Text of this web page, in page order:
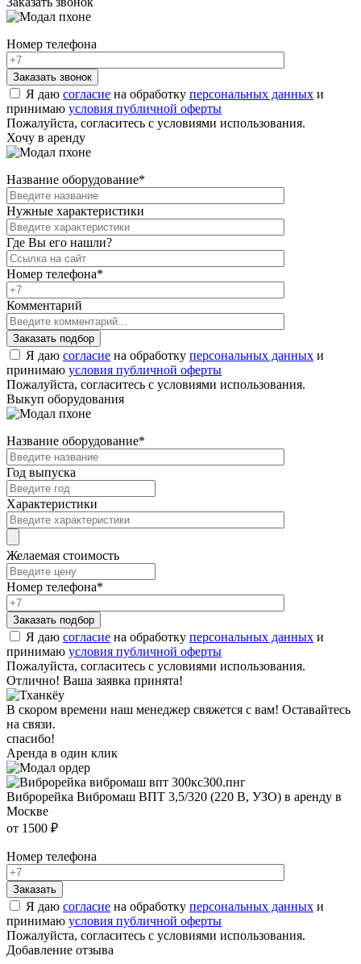
Номер телефона
Я даю согласие на обработку персональных данных и
принимаю условия публичной оферты
Пожалуйста, согласитесь с условиями использования.
Хочу в аренду
Название оборудование*
Нужные характеристики
Где Вы его нашли?
Номер телефона*
Комментарий
Я даю согласие на обработку персональных данных и
принимаю условия публичной оферты
Пожалуйста, согласитесь с условиями использования.
Выкуп оборудования
Название оборудование*
Год выпуска
Характеристики
Желаемая стоимость
Номер телефона*
Я даю согласие на обработку персональных данных и
принимаю условия публичной оферты
Пожалуйста, согласитесь с условиями использования.
Отлично! Ваша заявка принята!
В скором времени наш менеджер свяжется с вам! Оставайтесь
на связи.
спасибо!
Аренда в один клик
Виброрейка Вибромаш ВПТ 3,5/320 (220 В, УЗО) в аренду в
Москве
от 1500 ₽
Номер телефона
Я даю согласие на обработку персональных данных и
принимаю условия публичной оферты
Пожалуйста, согласитесь с условиями использования.
Добавление отзыва